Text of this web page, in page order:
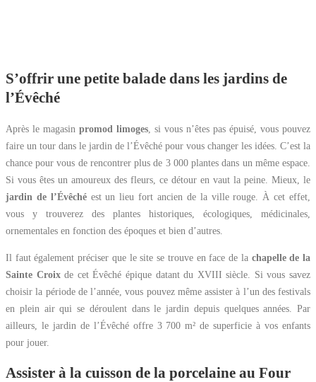
S’offrir une petite balade dans les jardins de
l’Évêché
Après le magasin promod limoges , si vous n’êtes pas épuisé, vous pouvez
faire un tour dans le jardin de l’Évêché pour vous changer les idées. C’est la
chance pour vous de rencontrer plus de 3 000 plantes dans un même espace.
Si vous êtes un amoureux des fleurs, ce détour en vaut la peine. Mieux, le
jardin de l’Évêchéest un lieu fort ancien de la ville rouge. À cet effet,
vous y trouverez des plantes historiques, écologiques, médicinales,
ornementales en fonction des époques et bien d’autres.
Il faut également préciser que le site se trouve en face de la chapelle de la
Sainte Croixde cet Évêché épique datant du XVIII siècle. Si vous savez
choisir la période de l’année, vous pouvez même assister à l’un des festivals
en plein air qui se déroulent dans le jardin depuis quelques années. Par
ailleurs, le jardin de l’Évêché offre 3 700 m² de superficie à vos enfants
pour jouer.
Assister à la cuisson de la porcelaine au Four